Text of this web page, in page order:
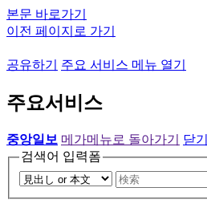
본문 바로가기
이전 페이지로 가기
공유하기 주요 서비스 메뉴 열기
주요서비스
중앙일보 메가메뉴로 돌아가기
닫기
검색어 입력폼